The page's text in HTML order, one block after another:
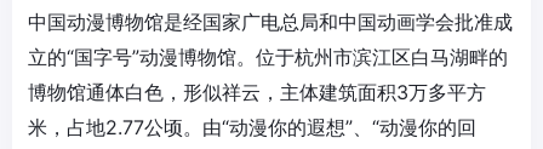
中国动漫博物馆是经国家广电总局和中国动画学会批准成
立的“国字号”动漫博物馆。位于杭州市滨江区白马湖畔的
博物馆通体白色，形似祥云，主体建筑面积3万多平方
米，占地2.77公顷。由“动漫你的遐想”、“动漫你的回